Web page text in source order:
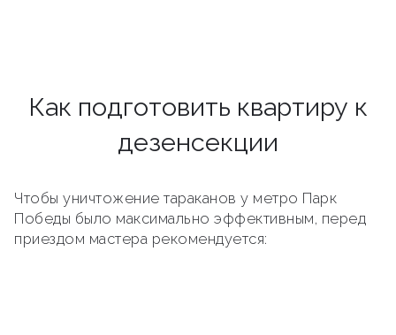
Как подготовить квартиру к
дезенсекции
Чтобы уничтожение тараканов у метро Парк
Победы было максимально эффективным, перед
приездом мастера рекомендуется: